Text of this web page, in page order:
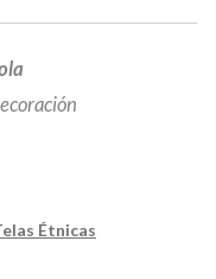
Étnicas